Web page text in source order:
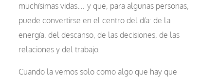
muchísimas vidas… y que, para algunas personas,
puede convertirse en el centro del día: de la
energía, del descanso, de las decisiones, de las
relaciones y del trabajo.
Cuando la vemos solo como algo que hay que